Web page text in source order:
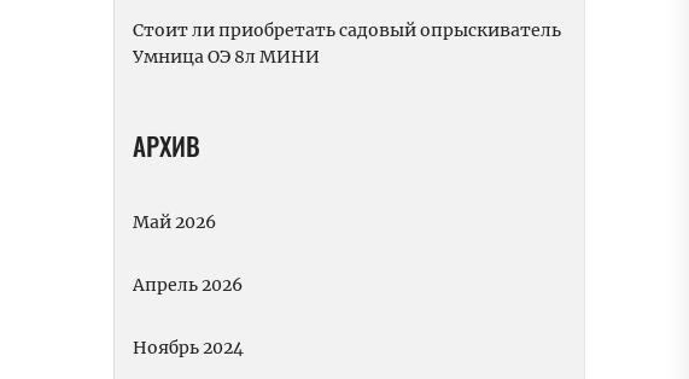
Стоит ли приобретать садовый опрыскиватель
Умница ОЭ 8л МИНИ
АРХИВ
Май 2026
Апрель 2026
Ноябрь 2024